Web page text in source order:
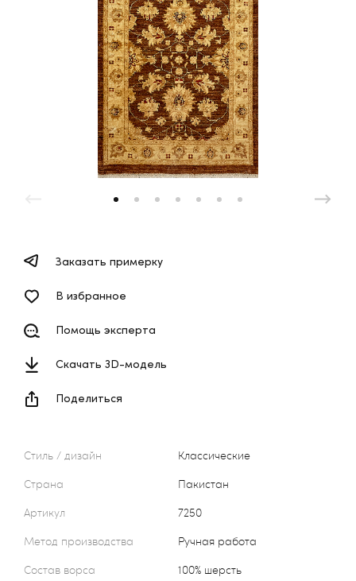
Стиль / дизайн
Классические
Страна
Пакистан
Артикул
7250
Метод производства
Ручная работа
Состав ворса
100% шерсть
Заказать примерку
В избранное
Помощь эксперта
Скачать 3D-модель
Поделиться